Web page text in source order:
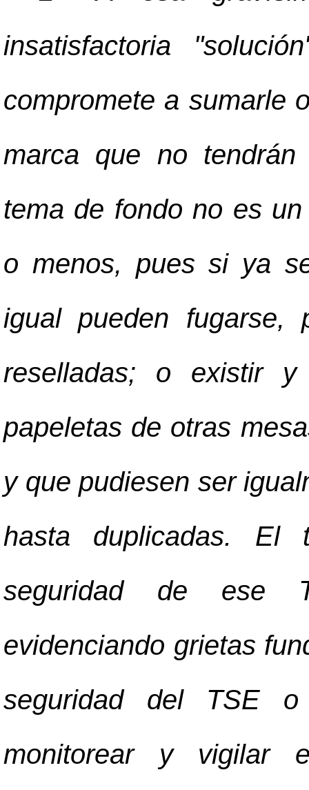
insatisfactoria
compromete a sumarle
marca que no
tema de fondo no es
o menos, pues si ya
igual pueden fugarse,
reselladas; o existir
papeletas de otras
y que pudiesen ser
hasta duplicadas.
seguridad de ese
evidenciando grietas
seguridad del TSE
monitorear y vigilar